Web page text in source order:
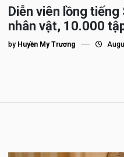
Diễn viên lồng tiếng
nhân vật, 10.000
nhân vật gắn bó lâu
by Huyền My Trương